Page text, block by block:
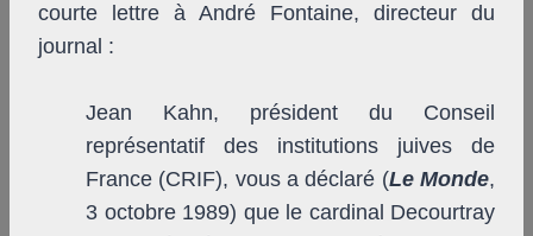
courte lettre à André Fontaine, directeur du
journal :
Jean Kahn, président du Conseil
représentatif des institutions juives de
France (CRIF), vous a déclaré (Le Monde,
3 octobre 1989) que le cardinal Decourtray